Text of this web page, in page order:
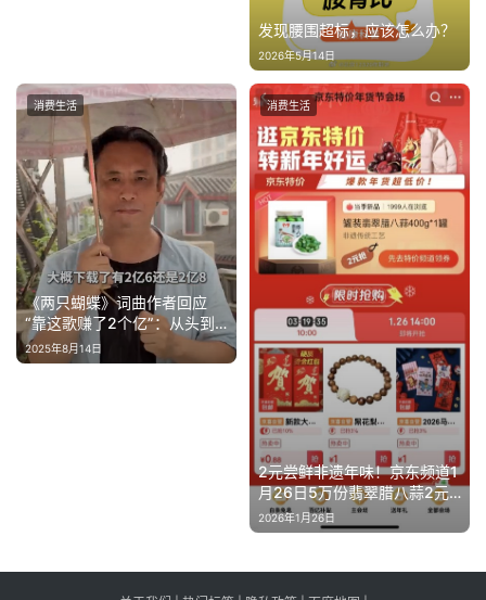
发现腰围超标，应该怎么办？
2026年5月14日
《两只蝴蝶》词曲作者回应
“靠这歌赚了2个亿”：从头到
尾就5千
2025年8月14日
消费生活
2元尝鲜非遗年味！京东频道1
月26日5万份翡翠腊八蒜2元
包邮
2026年1月26日
消费生活